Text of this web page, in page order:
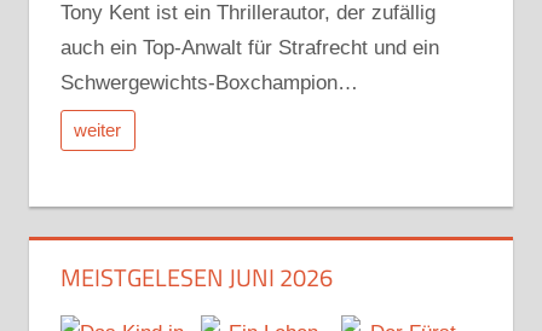
Tony Kent ist ein Thrillerautor, der zufällig
auch ein Top-Anwalt für Strafrecht und ein
Schwergewichts-Boxchampion…
weiter
MEISTGELESEN JUNI 2026